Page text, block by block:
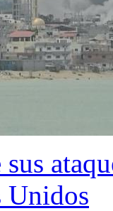
sus
Unidos